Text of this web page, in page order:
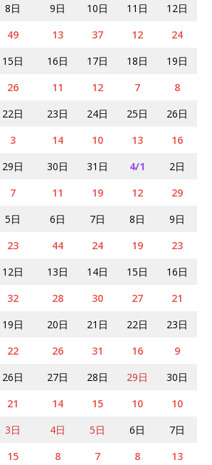
8日 9日 10日 11日
12日
49 13 37 12
24
15日 16日 17日 18日
19日
26 11 12 7
8
22日 23日 24日 25日
26日
3 14 10 13
16
29日 30日 31日 4/1
2日
7 11 19 12
29
5日 6日 7日 8日
9日
23 44 24 19
23
12日 13日 14日 15日
16日
32 28 30 27
21
19日 20日 21日 22日
23日
22 26 31 16
9
26日 27日 28日 29日
30日
21 14 15 10
10
3日 4日 5日 6日
7日
15 8 7 8
13